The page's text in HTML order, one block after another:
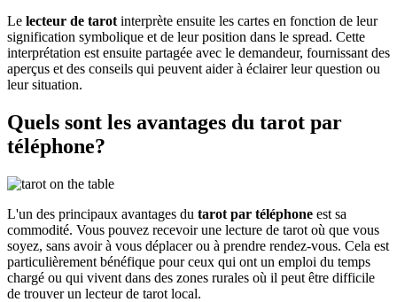
Le lecteur de tarot interprète ensuite les cartes en fonction de leur
signification symbolique et de leur position dans le spread. Cette
interprétation est ensuite partagée avec le demandeur, fournissant des
aperçus et des conseils qui peuvent aider à éclairer leur question ou
leur situation.
Quels sont les avantages du tarot par
téléphone?
L'un des principaux avantages du tarot par téléphone est sa
commodité. Vous pouvez recevoir une lecture de tarot où que vous
soyez, sans avoir à vous déplacer ou à prendre rendez-vous. Cela est
particulièrement bénéfique pour ceux qui ont un emploi du temps
chargé ou qui vivent dans des zones rurales où il peut être difficile
de trouver un lecteur de tarot local.